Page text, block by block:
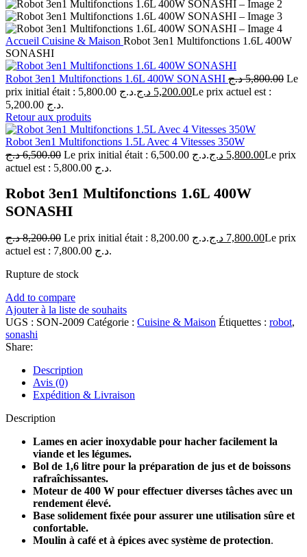
Accueil Cuisine & Maison Robot 3en1 Multifonctions 1.6L 400W
SONASHI
Robot 3en1 Multifonctions 1.6L 400W SONASHI 5,800.00 د.ج
Le
prix initial était : 5,800.00 د.ج.
5,200.00 د.ج
Le prix actuel est :
5,200.00 د.ج.
Retour aux produits
Robot 3en1 Multifonctions 1.5L Avec 4 Vitesses 350W
6,500.00 د.ج Le prix initial était : 6,500.00 د.ج. 5,800.00 د.ج
Le prix
actuel est : 5,800.00 د.ج.
Robot 3en1 Multifonctions 1.6L 400W
SONASHI
8,200.00 د.ج Le prix initial était : 8,200.00 د.ج. 7,800.00 د.ج
Le prix
actuel est : 7,800.00 د.ج.
Rupture de stock
Add to compare
Ajouter à la liste de souhaits
UGS : SON-2009 Catégorie : Cuisine & Maison Étiquettes : robot,
sonashi
Share:
Description
Avis (0)
Expédition & Livraison
Description
Lames en acier inoxydable pour hacher facilement la
viande et les légumes.
Bol de 1,6 litre pour la préparation de jus et de boissons
rafraîchissantes.
Moteur de 400 W pour effectuer diverses tâches avec un
rendement élevé.
Base solidement fixée pour assurer une utilisation sûre et
confortable.
Moulin à café et à épices avec système de protection.